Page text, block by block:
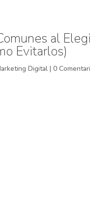
al
Evitarlos)
Digital |0